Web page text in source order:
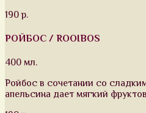
190 р.
РОЙБОС / ROOIBOS
400 мл.
Ройбос в сочетании со
апельсина дает мягкий